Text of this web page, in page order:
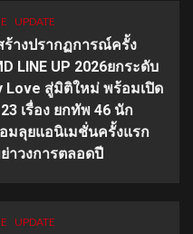
UPDATE
ร้างปรากฏการณ์ครั้ง
LINE UP 2026ยกระดับ
Love สู่มิติใหม่ พร้อมเปิด
เรื่อง ยกทัพ 46 นัก
มลุยแอนิเมชั่นครั้งแรก
ย่าวงการตลอดปี
UPDATE